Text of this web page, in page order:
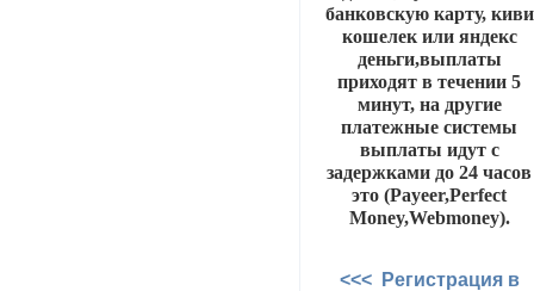
банковскую карту, киви
кошелек или яндекс
деньги,выплаты
приходят в течении 5
минут, на другие
платежные системы
выплаты идут с
задержками до 24 часов
это (Payeer,Perfect
Money,Webmoney).
<<< Регистрация в